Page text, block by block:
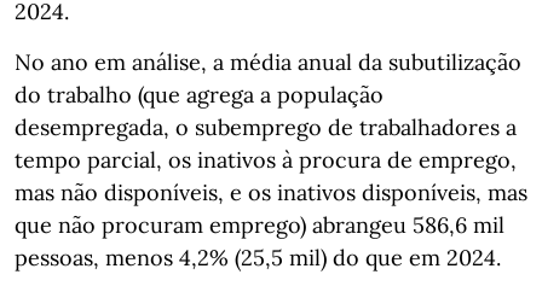
2024.
No ano em análise, a média anual da subutilização
do trabalho (que agrega a população
desempregada, o subemprego de trabalhadores a
tempo parcial, os inativos à procura de emprego,
mas não disponíveis, e os inativos disponíveis, mas
que não procuram emprego) abrangeu 586,6 mil
pessoas, menos 4,2% (25,5 mil) do que em 2024.